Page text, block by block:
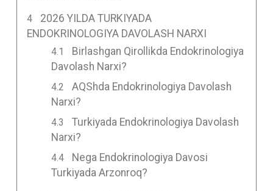
2026 YILDA TURKIYADA
ENDOKRINOLOGIYA DAVOLASH NARXI
Birlashgan Qirollikda Endokrinologiya
Davolash Narxi?
AQShda Endokrinologiya Davolash
Narxi?
Turkiyada Endokrinologiya Davolash
Narxi?
Nega Endokrinologiya Davosi
Turkiyada Arzonroq?